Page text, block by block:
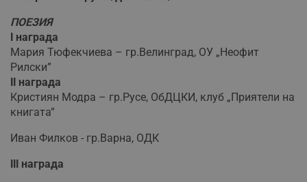
ПОЕЗИЯ
І награда
Мария Тюфекчиева – гр.Велинград, ОУ „Неофит
Рилски”
ІІ награда
Кристиян Модра – гр.Русе, ОбДЦКИ, клуб „Приятели на
книгата”
Иван Филков - гр.Варна, ОДК
ІІІ награда